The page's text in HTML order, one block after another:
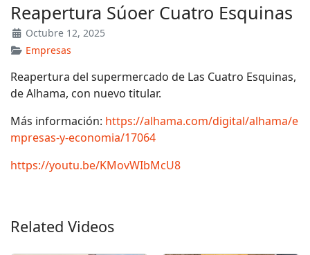
Reapertura Súoer Cuatro Esquinas
Octubre 12, 2025
Empresas
Reapertura del supermercado de Las Cuatro Esquinas,
de Alhama, con nuevo titular.
Más información: https://alhama.com/digital/alhama/e
mpresas-y-economia/17064
https://youtu.be/KMovWIbMcU8
Related Videos